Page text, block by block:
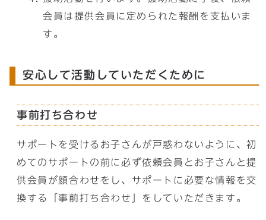
会員は提供会員に定められた報酬を支払いま
す。
安心して活動していただくために
事前打ち合わせ
サポートを受けるお子さんが戸惑わないように、初
めてのサポートの前に必ず依頼会員とお子さんと提
供会員が顔合わせをし、サポートに必要な情報を交
換する「事前打ち合わせ」をしていただきます。